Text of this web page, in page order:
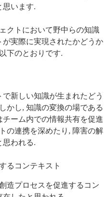
思います.
クトにおいて野中らの知識
実際に実現されたかどうか
下のとおりです.
新しい知識が生まれたどう
かし, 知識の変換の場である
チーム内での情報共有を促進
の連携を深めたり, 障害の解
思われる.
るコンテキスト
造プロセスを促進するコン